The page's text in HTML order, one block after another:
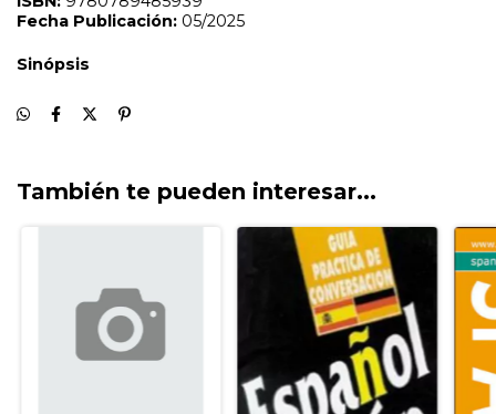
También te pueden interesar...